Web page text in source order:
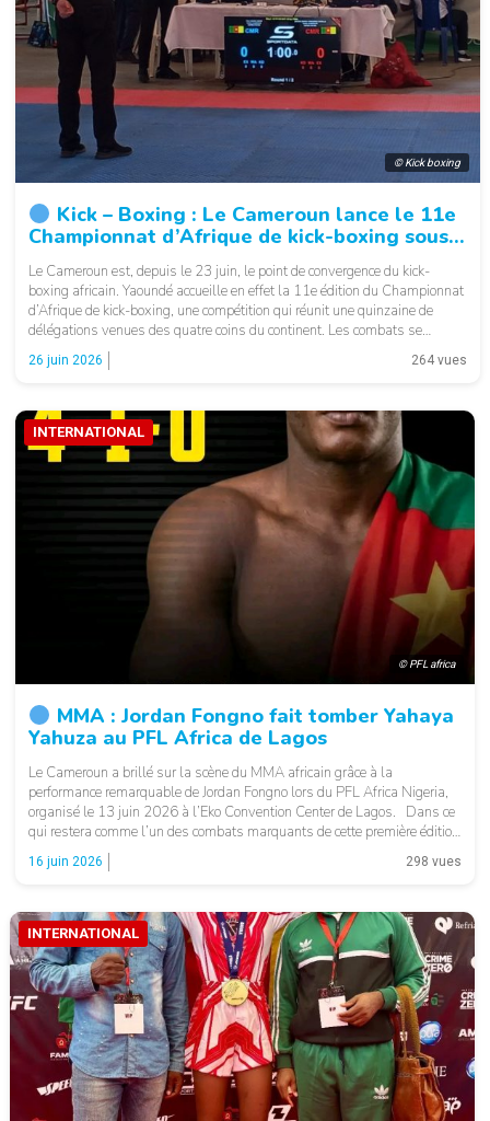
© Kick boxing
Kick – Boxing : Le Cameroun lance le 11e
Championnat d’Afrique de kick-boxing sous
le signe de l’innovation
Le Cameroun est, depuis le 23 juin, le point de convergence du kick-
boxing africain. Yaoundé accueille en effet la 11e édition du Championnat
d’Afrique de kick-boxing, une compétition qui réunit une quinzaine de
délégations venues des quatre coins du continent. Les combats se
déroulent du 25 au 27 juin 2026 au gymnase de Mfandena. […]
26 juin 2026 264 vues
© PFL africa
INTERNATIONAL
MMA : Jordan Fongno fait tomber Yahaya
Yahuza au PFL Africa de Lagos
Le Cameroun a brillé sur la scène du MMA africain grâce à la
performance remarquable de Jordan Fongno lors du PFL Africa Nigeria,
organisé le 13 juin 2026 à l’Eko Convention Center de Lagos. Dans ce
qui restera comme l’un des combats marquants de cette première édition
du PFL Africa sur le sol nigérian, […]
16 juin 2026 298 vues
INTERNATIONAL